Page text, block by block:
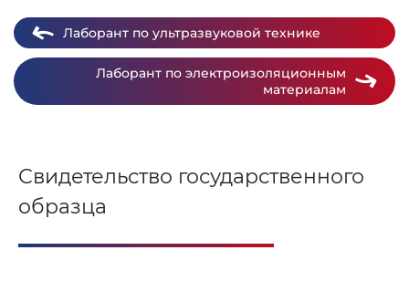
Лаборант по ультразвуковой технике
Лаборант по электроизоляционным
материалам
Свидетельство государственного
образца